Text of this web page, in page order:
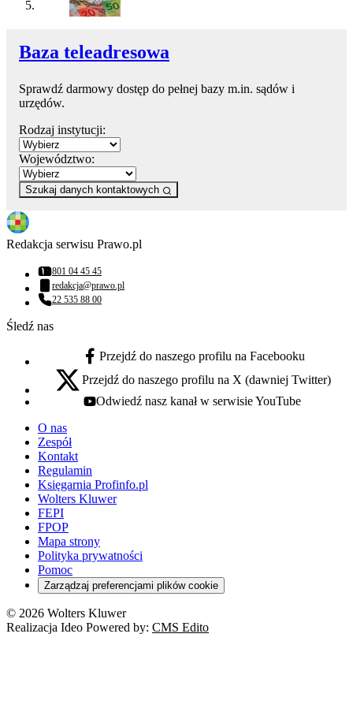
Baza teleadresowa
Sprawdź darmowy dostęp do pełnej bazy m.in. sądów i
urzędów.
Rodzaj instytucji:
Województwo:
Szukaj danych kontaktowych
Redakcja serwisu Prawo.pl
Numer telefonu:
801 04 45 45
Adres email:
redakcja@prawo.pl
Numer telefonu:
22 535 88 00
Śledź nas
facebook - otwiera się w nowej karcie
Przejdź do naszego profilu na Facebooku
x - otwiera się w nowej karcie
Przejdź do naszego profilu na X (dawniej Twitter)
youtube - otwiera się w nowej karcie
Odwiedź nasz kanał w serwisie YouTube
O nas
Zespół
Kontakt
Regulamin
Księgarnia Profinfo.pl
Wolters Kluwer
FEPI
FPOP
Mapa strony
Polityka prywatności
Pomoc
Zarządzaj preferencjami plików cookie
© 2026 Wolters Kluwer
Realizacja Ideo Powered by: CMS Edito